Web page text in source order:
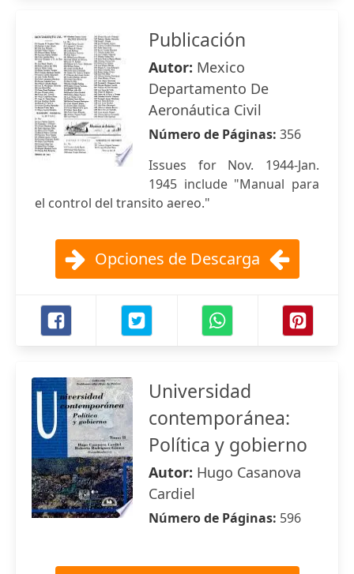
Publicación
Autor: Mexico
Departamento De
Aeronáutica Civil
Número de Páginas: 356
Issues for Nov. 1944-Jan.
1945 include "Manual para
el control del transito aereo."
Opciones de Descarga
Universidad
contemporánea:
Política y gobierno
Autor: Hugo Casanova
Cardiel
Número de Páginas: 596